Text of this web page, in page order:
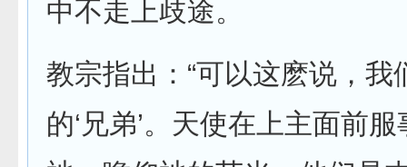
中不走上歧途。
教宗指出：“可以这麽说，我
的‘兄弟’。天使在上主面前